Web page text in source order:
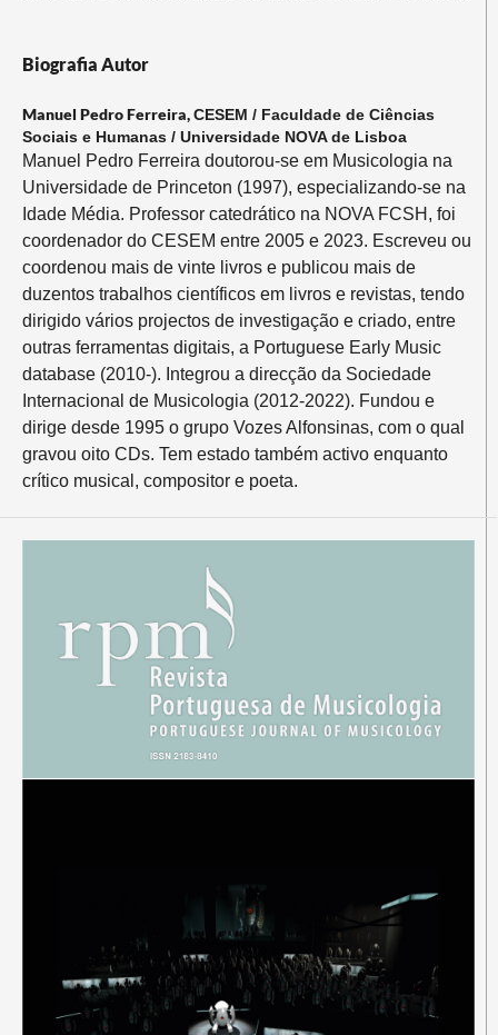
Biografia Autor
Manuel Pedro Ferreira,CESEM / Faculdade de Ciências
Sociais e Humanas / Universidade NOVA de Lisboa
Manuel Pedro Ferreira doutorou-se em Musicologia na
Universidade de Princeton (1997), especializando-se na
Idade Média. Professor catedrático na NOVA FCSH, foi
coordenador do CESEM entre 2005 e 2023. Escreveu ou
coordenou mais de vinte livros e publicou mais de
duzentos trabalhos científicos em livros e revistas, tendo
dirigido vários projectos de investigação e criado, entre
outras ferramentas digitais, a Portuguese Early Music
database (2010-). Integrou a direcção da Sociedade
Internacional de Musicologia (2012-2022). Fundou e
dirige desde 1995 o grupo Vozes Alfonsinas, com o qual
gravou oito CDs. Tem estado também activo enquanto
crítico musical, compositor e poeta.